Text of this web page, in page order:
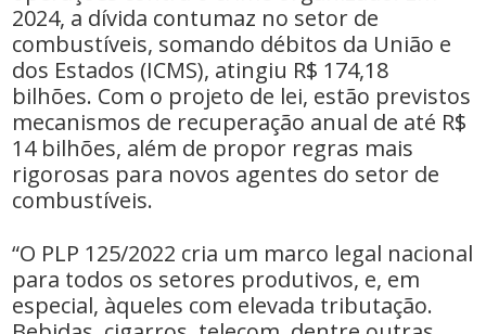
2024, a dívida contumaz no setor de
combustíveis, somando débitos da União e
dos Estados (ICMS), atingiu R$ 174,18
bilhões. Com o projeto de lei, estão previstos
mecanismos de recuperação anual de até R$
14 bilhões, além de propor regras mais
rigorosas para novos agentes do setor de
combustíveis.
“O PLP 125/2022 cria um marco legal nacional
para todos os setores produtivos, e, em
especial, àqueles com elevada tributação.